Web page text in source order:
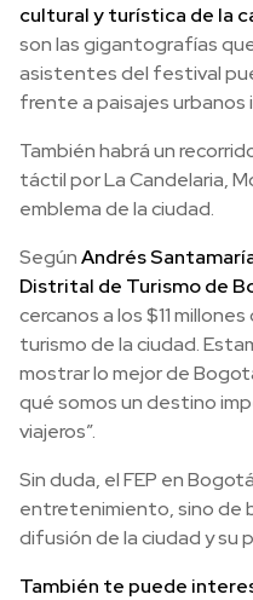
cultural y turística de la
son las gigantografías
asistentes del festival
frente a paisajes urbanos
También habrá un
táctil por La Candelaria,
emblema de la ciudad.
SegúnAndrés
Distrital de Turismo de
cercanos a los $11
turismo de la ciudad.
mostrar lo mejor de
qué somos un destino
viajeros”.
Sin duda, el FEP en
entretenimiento, sino de
difusión de la ciudad y su
También te puede